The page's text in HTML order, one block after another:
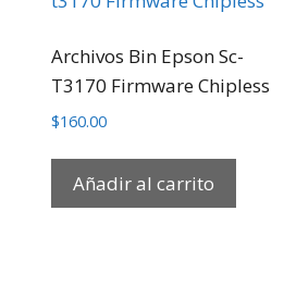
Archivos Bin Epson Sc-
T3170 Firmware Chipless
$160.00
Añadir al carrito